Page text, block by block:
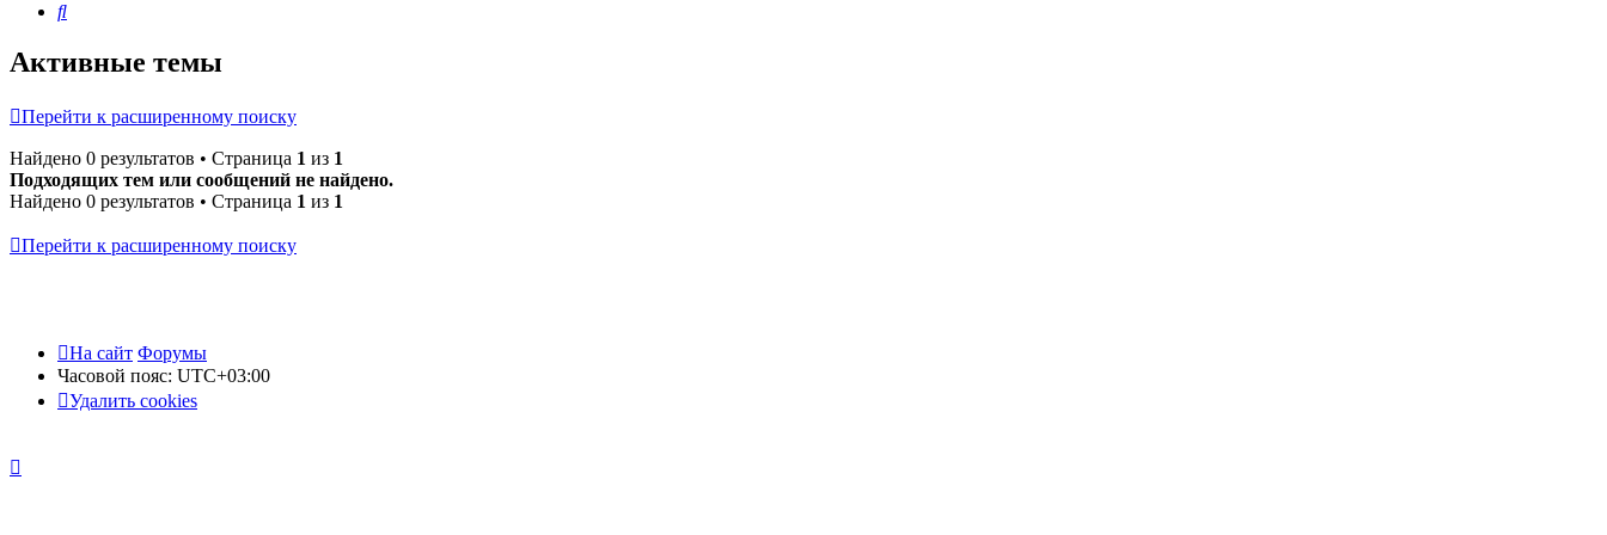
Поиск
Активные темы
Перейти к расширенному поиску
Найдено 0 результатов • Страница 1 из 1
Подходящих тем или сообщений не найдено.
Найдено 0 результатов • Страница 1 из 1
Перейти к расширенному поиску
На сайт Форумы
Часовой пояс: UTC+03:00
Удалить cookies